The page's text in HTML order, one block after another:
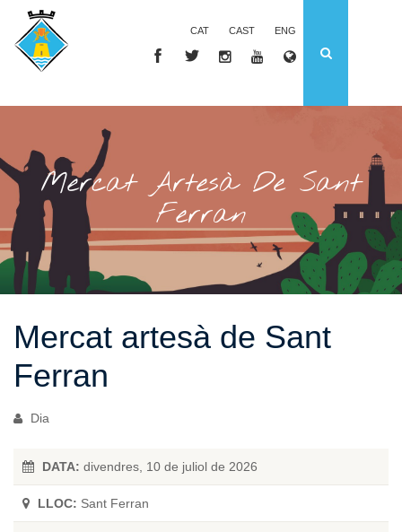
CAT CAST ENG
Mercat Artesà De Sant
Ferran
Mercat artesà de Sant
Ferran
Dia
DATA: divendres, 10 de juliol de 2026
LLOC: Sant Ferran